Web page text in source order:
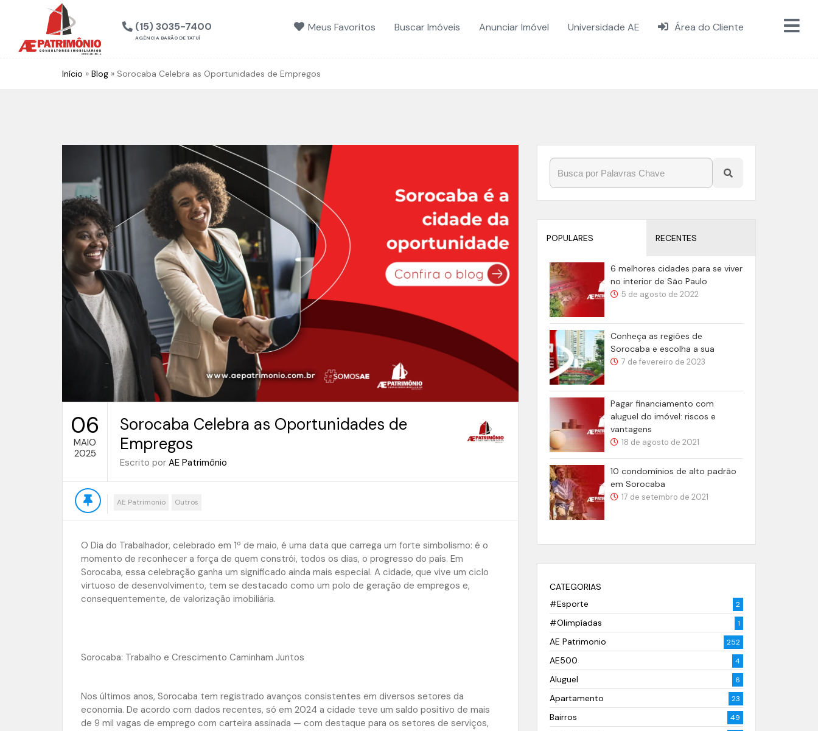
(15) 3035-7400
AGÊNCIA BARÃO DE TATUÍ
Meus Favoritos Buscar Imóveis Anunciar Imóvel Universidade AE Área do Cliente
Início » Blog » Sorocaba Celebra as Oportunidades de Empregos
06
MAIO
2025
Sorocaba Celebra as Oportunidades de
Empregos
Escrito por AE Patrimônio
AE Patrimonio Outros
O Dia do Trabalhador, celebrado em 1º de maio, é uma data que carrega um forte simbolismo: é o
momento de reconhecer a força de quem constrói, todos os dias, o progresso do país. Em
Sorocaba, essa celebração ganha um significado ainda mais especial. A cidade, que vive um ciclo
virtuoso de desenvolvimento, tem se destacado como um polo de geração de empregos e,
consequentemente, de valorização imobiliária.
Sorocaba: Trabalho e Crescimento Caminham Juntos
Nos últimos anos, Sorocaba tem registrado avanços consistentes em diversos setores da
economia. De acordo com dados recentes, só em 2024 a cidade teve um saldo positivo de mais
de 9 mil vagas de emprego com carteira assinada — com destaque para os setores de serviços,
POPULARES RECENTES
6 melhores cidades para se viver
no interior de São Paulo
5 de agosto de 2022
Conheça as regiões de
Sorocaba e escolha a sua
7 de fevereiro de 2023
Pagar financiamento com
aluguel do imóvel: riscos e
vantagens
18 de agosto de 2021
10 condomínios de alto padrão
em Sorocaba
17 de setembro de 2021
CATEGORIAS
#Esporte
2
#Olimpíadas 1
AE Patrimonio 252
AE500 4
Aluguel 6
Apartamento 23
Bairros 49